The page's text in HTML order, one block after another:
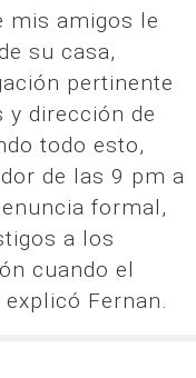
mis amigos le
su casa,
pertinente
dirección de
todo esto,
de las 9 pm a
formal,
a los
cuando el
Fernan.